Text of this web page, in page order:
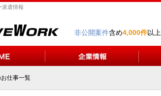
派遣情報
非公開案件含め4,000件以上
仕事一覧